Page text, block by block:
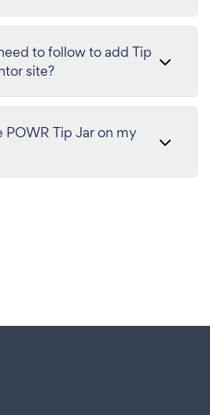
to follow to add Tip
site?
POWR Tip Jar on my